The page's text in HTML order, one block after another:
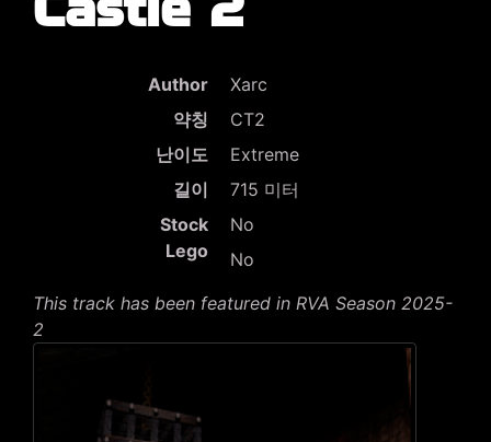
Author
Xarc
약칭
CT2
난이도
Extreme
길이
715 미터
Stock
Lego
No
No
This track has been featured in RVA Season 2025-
2